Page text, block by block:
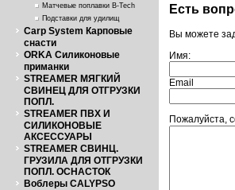
Матчевые поплавки B-Tech
Подставки для удилищ
Carp System Карповые
снасти
ORKA Силиконовые
приманки
STREAMER МЯГКИЙ
СВИНЕЦ ДЛЯ ОТГРУЗКИ
ПОПЛ.
STREAMER ПВХ И
СИЛИКОНОВЫЕ
АКСЕССУАРЫ
STREAMER СВИНЦ.
ГРУЗИЛА ДЛЯ ОТГРУЗКИ
ПОПЛ. ОСНАСТОК
Воблеры CALYPSO
Есть
Вы можете
Имя:
Email
Пожалуйста,